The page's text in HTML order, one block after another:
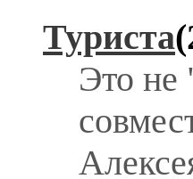
Туриста
Это не